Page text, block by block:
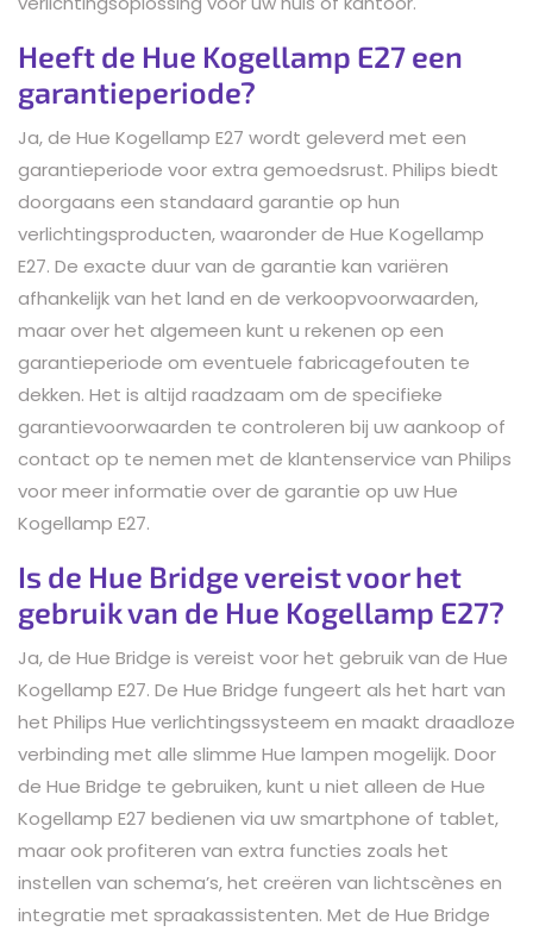
Heeft de Hue Kogellamp E27 een
garantieperiode?
Ja, de Hue Kogellamp E27 wordt geleverd met een
garantieperiode voor extra gemoedsrust. Philips biedt
doorgaans een standaard garantie op hun
verlichtingsproducten, waaronder de Hue Kogellamp
E27. De exacte duur van de garantie kan variëren
afhankelijk van het land en de verkoopvoorwaarden,
maar over het algemeen kunt u rekenen op een
garantieperiode om eventuele fabricagefouten te
dekken. Het is altijd raadzaam om de specifieke
garantievoorwaarden te controleren bij uw aankoop of
contact op te nemen met de klantenservice van Philips
voor meer informatie over de garantie op uw Hue
Kogellamp E27.
Is de Hue Bridge vereist voor het
gebruik van de Hue Kogellamp E27?
Ja, de Hue Bridge is vereist voor het gebruik van de Hue
Kogellamp E27. De Hue Bridge fungeert als het hart van
het Philips Hue verlichtingssysteem en maakt draadloze
verbinding met alle slimme Hue lampen mogelijk. Door
de Hue Bridge te gebruiken, kunt u niet alleen de Hue
Kogellamp E27 bedienen via uw smartphone of tablet,
maar ook profiteren van extra functies zoals het
instellen van schema’s, het creëren van lichtscènes en
integratie met spraakassistenten. Met de Hue Bridge